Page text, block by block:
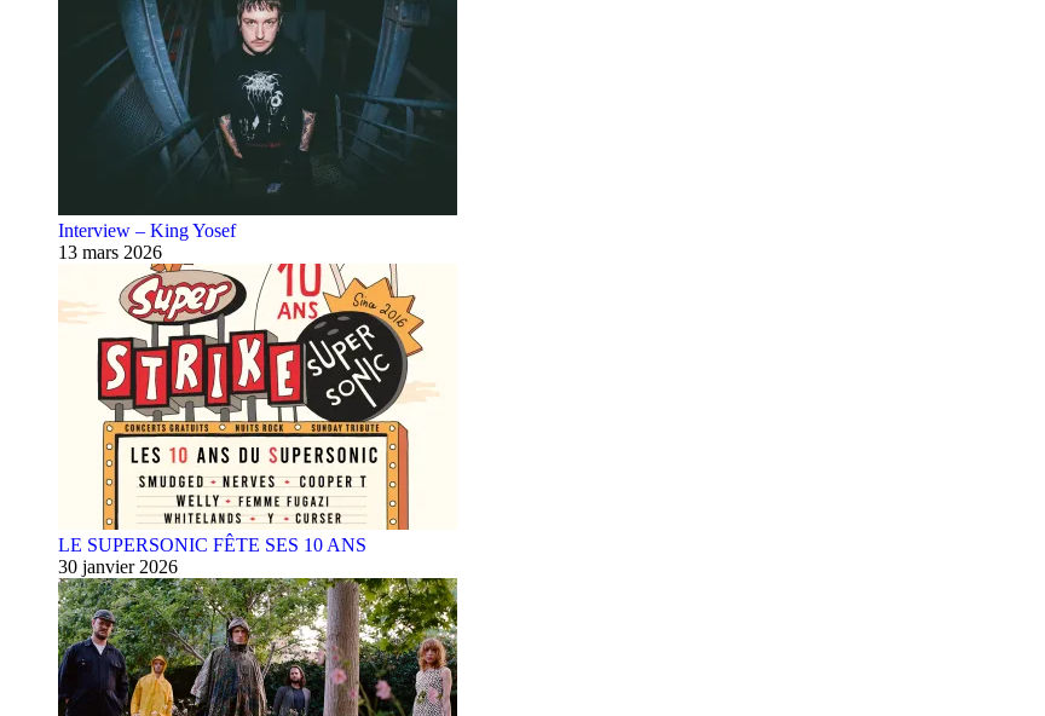
Interview – King Yosef
13 mars 2026
LE SUPERSONIC FÊTE SES 10 ANS
30 janvier 2026